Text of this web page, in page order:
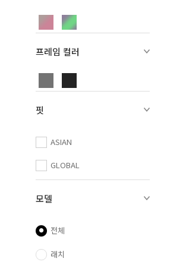
프레임 컬러
핏
ASIAN
GLOBAL
모델
전체
래치